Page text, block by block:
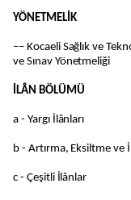
YÖNETMELİK
–– Kocaeli Sağlık ve
ve Sınav Yönetmeliği
İLÂN BÖLÜMÜ
a - Yargı İlânları
b - Artırma, Eksiltme ve
c - Çeşitli İlânlar